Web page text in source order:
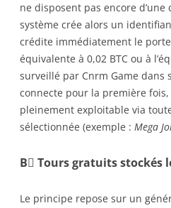
ne disposent pas encore
système crée alors un
crédite immédiatement le
équivalente à 0,02 BTC ou à
surveillé par Cnrm Game dans
connecte pour la première
pleinement exploitable via
sélectionnée (exemple : Mega
B️⃣ Tours gratuits stockés
Le principe repose sur un